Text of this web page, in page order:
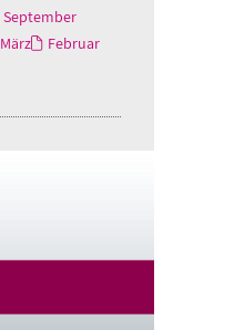
September
März
Februar